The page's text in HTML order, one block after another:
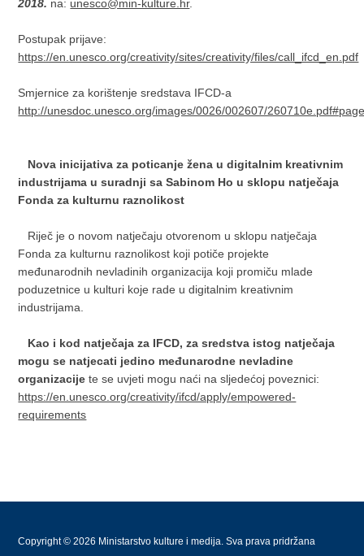
2018. na: unesco@min-kulture.hr.
Postupak prijave:
https://en.unesco.org/creativity/sites/creativity/files/call_ifcd_en.pdf
Smjernice za korištenje sredstava IFCD-a
http://unesdoc.unesco.org/images/0026/002607/
Nova inicijativa za poticanje žena u digitalnim kreativnim
industrijama u suradnji sa Sabinom Ho u sklopu natječaja
Fonda za kulturnu raznolikost
Riječ je o novom natječaju otvorenom u sklopu natječaja
Fonda za kulturnu raznolikost koji potiče projekte
međunarodnih nevladinih organizacija koji promiču mlade
poduzetnice u kulturi koje rade u digitalnim kreativnim
industrijama.
Kao i kod natječaja za IFCD, za sredstva istog natječaja
mogu se natjecati jedino međunarodne nevladine
organizacije te se uvjeti mogu naći na sljedećoj poveznici:
https://en.unesco.org/creativity/ifcd/apply/empowered-
requirements
Copyright © 2026 Ministarstvo kulture i medija. Sva prava pridržana